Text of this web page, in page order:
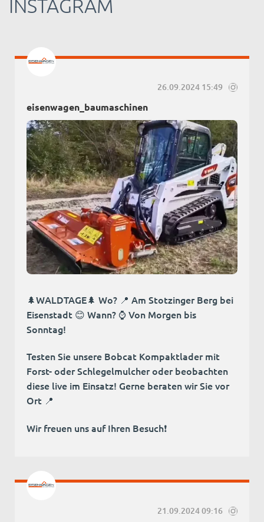
INSTAGRAM
26.09.2024 15:49
eisenwagen_baumaschinen
🌲WALDTAGE🌲 Wo? 📍 Am Stotzinger Berg bei
Eisenstadt 😊 Wann? ⌚ Von Morgen bis
Sonntag!
Testen Sie unsere Bobcat Kompaktlader mit
Forst- oder Schlegelmulcher oder beobachten
diese live im Einsatz! Gerne beraten wir Sie vor
Ort 📍
Wir freuen uns auf Ihren Besuch❗
21.09.2024 09:16